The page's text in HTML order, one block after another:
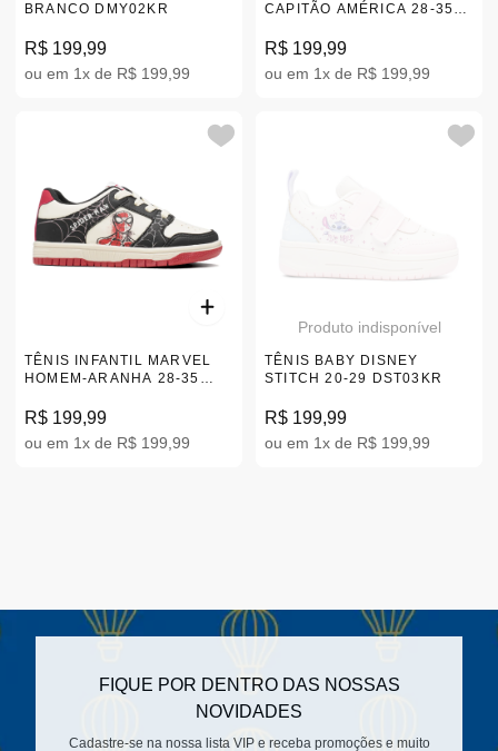
BRANCO DMY02KR
R$ 199,99
ou em 1x de R$ 199,99
CAPITÃO AMÉRICA 28-35
R$ 199,99
ou em 1x de R$ 199,99
TÊNIS INFANTIL MARVEL
HOMEM-ARANHA 28-35
R$ 199,99
ou em 1x de R$ 199,99
Produto indisponível
TÊNIS BABY DISNEY
STITCH 20-29 DST03KR
R$ 199,99
ou em 1x de R$ 199,99
FIQUE POR DENTRO DAS NOSSAS
NOVIDADES
Cadastre-se na nossa lista VIP e receba promoções e muito